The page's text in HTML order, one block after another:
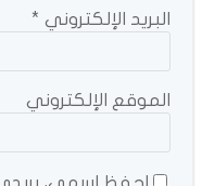
البريد الإلكتروني *
الموقع الإلكتروني
احفظ اسمي، بريدي